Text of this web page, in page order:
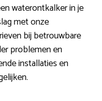
waterontkalker in je
met onze
bij betrouwbare
problemen en
installaties en